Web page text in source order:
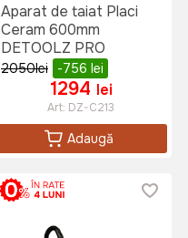
Aparat de taiat Placi
Ceram 600mm
DETOOLZ PRO
2050lei -756 lei
1294 lei
Art: DZ-C213
Adaugă